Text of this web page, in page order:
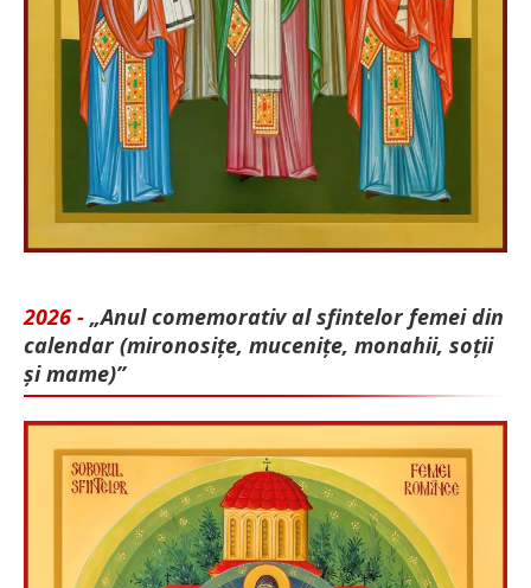
2026 - „Anul comemorativ al sfintelor femei din
calendar (mironosițe, mu­cenițe, monahii, soții
și mame)”